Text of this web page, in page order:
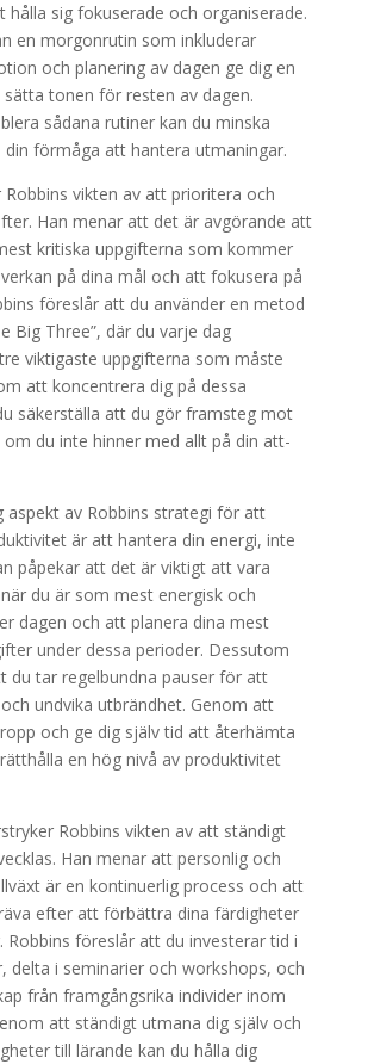
hålla sig fokuserade och organiserade.
en morgonrutin som inkluderar
och planering av dagen ge dig en
tonen för resten av dagen.
sådana rutiner kan du minska
din förmåga att hantera utmaningar.
Robbins vikten av att prioritera och
Han menar att det är avgörande att
kritiska uppgifterna som kommer
på dina mål och att fokusera på
föreslår att du använder en metod
Big Three”, där du varje dag
viktigaste uppgifterna som måste
att koncentrera dig på dessa
säkerställa att du gör framsteg mot
om du inte hinner med allt på din att-
aspekt av Robbins strategi för att
är att hantera din energi, inte
påpekar att det är viktigt att vara
du är som mest energisk och
dagen och att planera dina mest
under dessa perioder. Dessutom
du tar regelbundna pauser för att
undvika utbrändhet. Genom att
och ge dig själv tid att återhämta
en hög nivå av produktivitet
Robbins vikten av att ständigt
Han menar att personlig och
är en kontinuerlig process och att
efter att förbättra dina färdigheter
Robbins föreslår att du investerar tid i
delta i seminarier och workshops, och
från framgångsrika individer inom
att ständigt utmana dig själv och
till lärande kan du hålla dig